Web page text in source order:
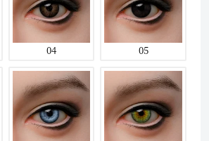
04 05